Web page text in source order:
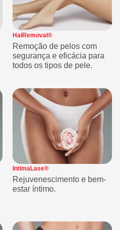
HaiRemoval®
Remoção de pelos com
segurança e eficácia para
todos os tipos de pele.
IntimaLase®
Rejuvenescimento e bem-
estar íntimo.